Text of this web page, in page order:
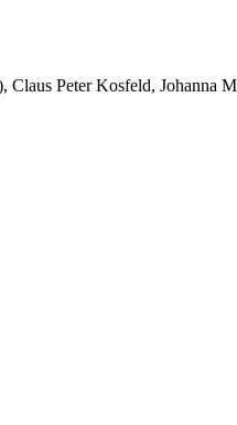
Claus Peter Kosfeld, Johanna